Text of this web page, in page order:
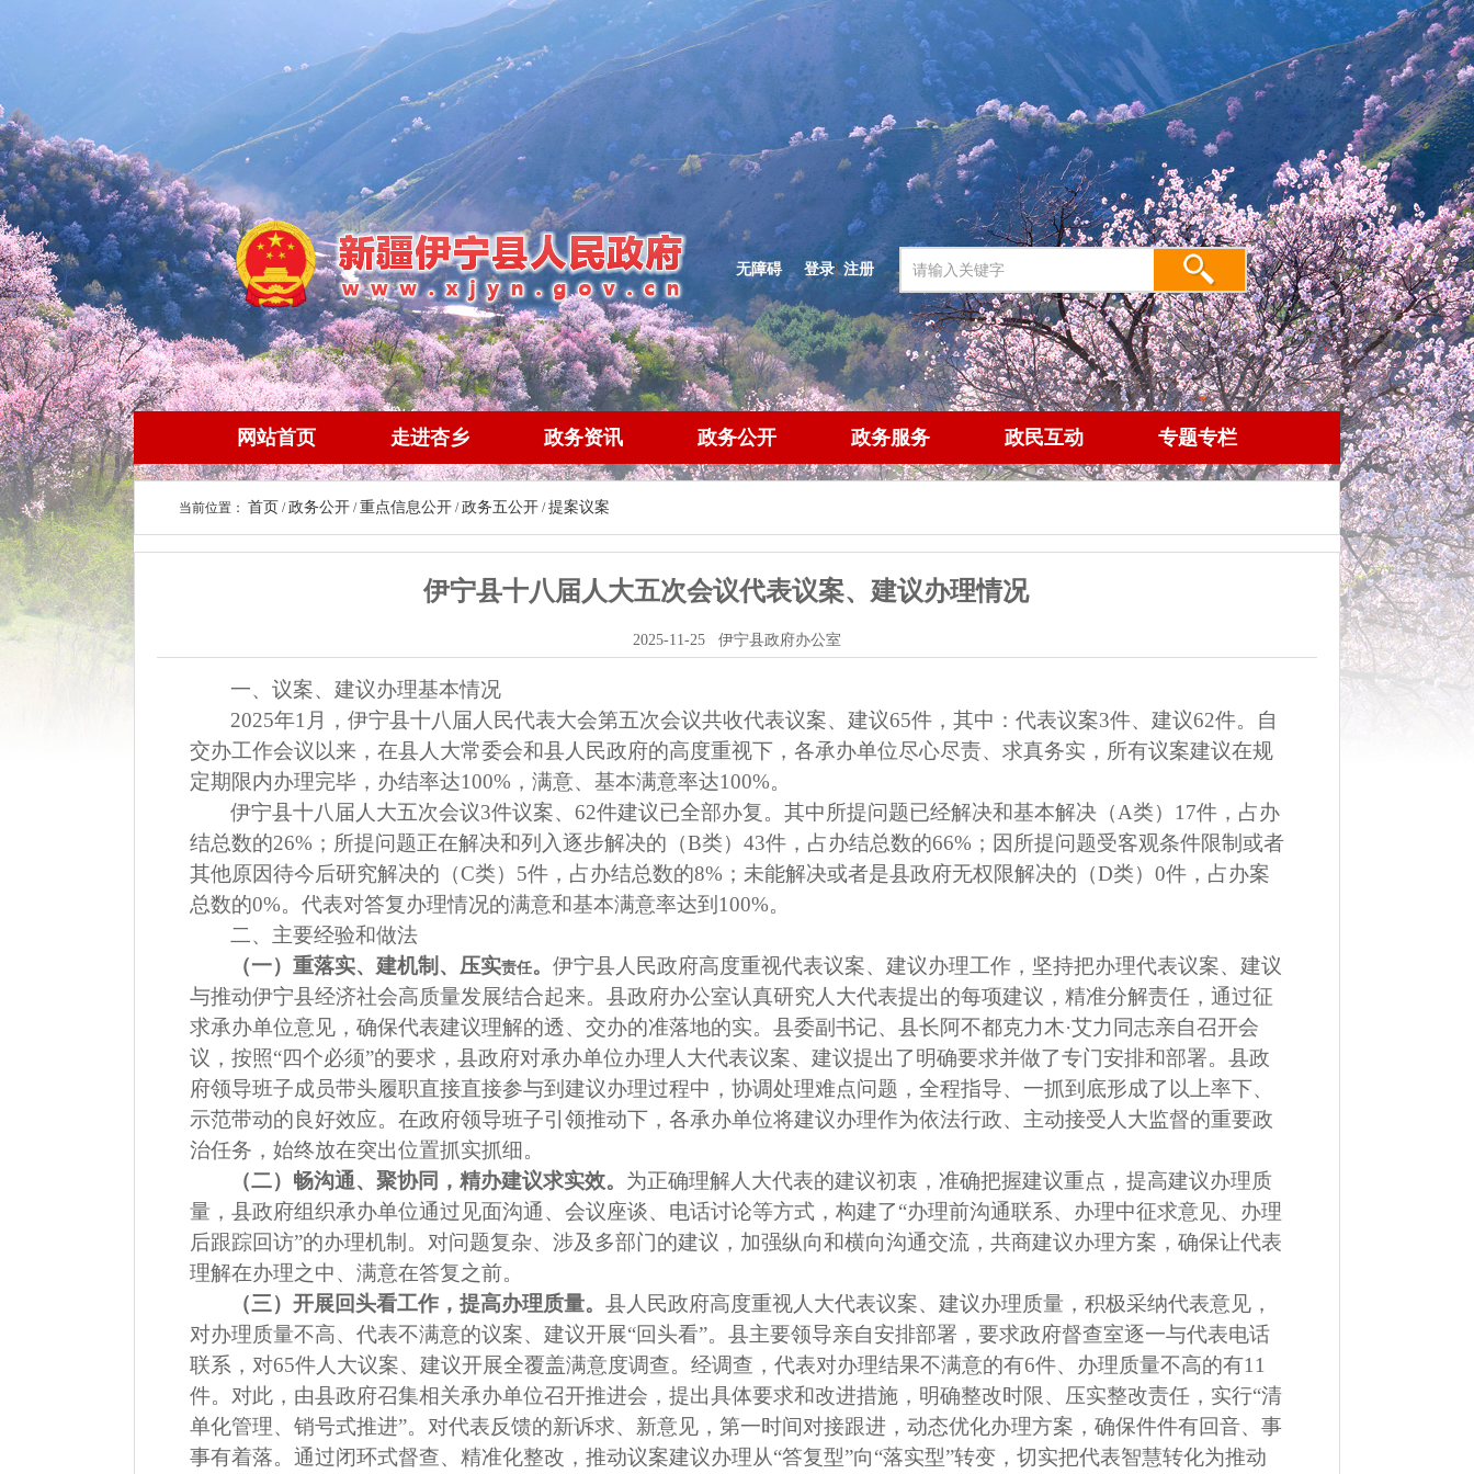
登录|注册
无障碍
网站首页 走进杏乡 政务资讯 政务公开 政务服务 政民互动 专题专栏
当前位置： 首页 /政务公开 /重点信息公开 /政务五公开 /提案议案
伊宁县十八届人大五次会议代表议案、建议办理情况
2025-11-25 伊宁县政府办公室
一、议案、建议办理基本情况
2025年1 月，伊宁县十八 届人 民代表大会第五次会议共收代表议案、建议65件 ，其中 ：代表议案3件、建议62件。自
交办工作会议以来，在县人大常委会和县人民政府的高度重视下，各承办单位尽心尽责、求真务实，所有议案建议在规
定期限内办理完毕，办结率达100% ，满意、基本满意率达100%。
伊宁县十八届人大五次会议3件议案、62件建议已全部办复。其中所提问题已经解决和基本解决（ A类） 17件，占办
结总数的26% ；所提问题正在解决和列入逐步解决的（B类） 43件，占办结总数的66% ；因所提问题受客观条件限制或者
其他原因待今后研究解决的（C类） 5件，占办结总数的8% ；未能解决或者是县政府无权限解决的（D类） 0件，占办案
总数的0%。 代表对答复办理情况的满意和基本满意率达到 100%。
二、 主要经验和做法
（一）重落实、建机制、压实责任。伊宁县人民政府高度重视代表议案、建议办理工作，坚持把办理代表议案、建议
与推动伊宁县经济社会高质量发展结合起来。县政府办公室认真研究人大代表提出的每项建议，精准分解责任，通过征
求承办单位意见，确保代表建议理解的透、交办的准落地的实。 县委副书记、县长阿不都克力木·艾力 同志亲自召开会
议 ， 按照“四个必须”的要求，县政府对承办单位办理人大代表议案、建议提出了明确要求并做了专门安排和部署。县政
府领导班子成员带头履职直接直接参与到建议办理过程中，协调处理难点问题，全程指导、一抓到底形成了以上率下、
示范带动的良好效应。在政府领导班子引领推动下，各承办单位将建议办理作为依法行政、主动接受人大监督的重要政
治任务，始终放在突出位置抓实抓细。
（二）畅沟通、聚协同，精办建议求实效。 为正确理解人大代表的建议初衷，准确把握建议重点，提高建议办理质
量，县政府组织承办单位通过见面沟通、会议座谈、电话讨论等方式，构建了“办理前沟通联系、办理中征求意见、办理
后跟踪回访”的办理机制。对问题复杂、涉及多部门的建议，加强纵向和横向沟通交流，共商建议办理方案，确保让代表
理解在办理之中、满意在答复之前。
（三）开展回头看工作 ，提高办理质量。县人民政府高度重视人大代表议案、建议办理质量，积极采纳代表意见，
对办理质量不高、代表不满意的议案、建议开展“回头看”。县主要领导亲自安排部署，要求政府督查室逐一与代表电话
联系，对65件人大议案、建议开展全覆盖满意度调查。经调查，代表对办理结果不满意的有6件、办理质量不高的有11
件。对此，由县政府召集相关承办单位召开推进会，提出具体要求和改进措施，明确整改时限、压实整改责任，实行“清
单化管理、销号式推进”。对代表反馈的新诉求、新意见，第一时间对接跟进，动态优化办理方案，确保件件有回音、事
事有着落。通过闭环式督查、精准化整改，推动议案建议办理从“答复型”向“落实型”转变，切实把代表智慧转化为推动